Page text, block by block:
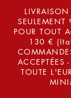
POUR TOUT
130 €
ACCEPTÉES
TOUTE